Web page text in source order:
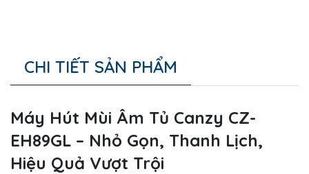
CHI TIẾT SẢN PHẨM
Máy Hút Mùi Âm Tủ Canzy CZ-
EH89GL – Nhỏ Gọn, Thanh Lịch,
Hiệu Quả Vượt Trội